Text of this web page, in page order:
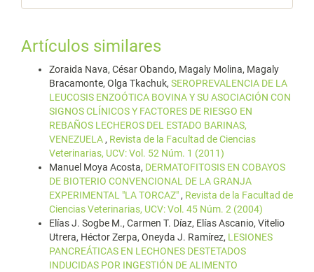
Artículos similares
Zoraida Nava, César Obando, Magaly Molina, Magaly
Bracamonte, Olga Tkachuk, SEROPREVALENCIA DE LA
LEUCOSIS ENZOÓTICA BOVINA Y SU ASOCIACIÓN CON
SIGNOS CLÍNICOS Y FACTORES DE RIESGO EN
REBAÑOS LECHEROS DEL ESTADO BARINAS,
VENEZUELA, Revista de la Facultad de Ciencias
Veterinarias, UCV: Vol. 52 Núm. 1 (2011)
Manuel Moya Acosta, DERMATOFITOSIS EN COBAYOS
DE BIOTERIO CONVENCIONAL DE LA GRANJA
EXPERIMENTAL "LA TORCAZ", Revista de la Facultad de
Ciencias Veterinarias, UCV: Vol. 45 Núm. 2 (2004)
Elías J. Sogbe M., Carmen T. Díaz, Elías Ascanio, Vitelio
Utrera, Héctor Zerpa, Oneyda J. Ramírez, LESIONES
PANCREÁTICAS EN LECHONES DESTETADOS
INDUCIDAS POR INGESTIÓN DE ALIMENTO